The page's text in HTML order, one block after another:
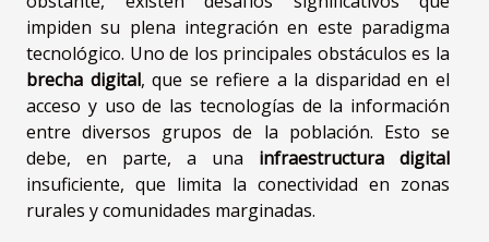
impiden su plena integración en este paradigma
tecnológico. Uno de los principales obstáculos es la
brecha digital, que se refiere a la disparidad en el
acceso y uso de las tecnologías de la información
entre diversos grupos de la población. Esto se
debe, en parte, a una infraestructura digital
insuficiente, que limita la conectividad en zonas
rurales y comunidades marginadas.